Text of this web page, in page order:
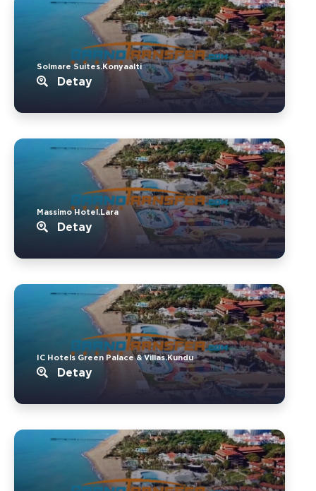
Solmare Suites.Konyaalti
Detay
Massimo Hotel.Lara
Detay
IC Hotels Green Palace & Villas.Kundu
Detay